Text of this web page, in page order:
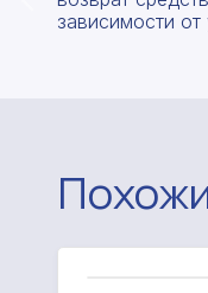
зависимости